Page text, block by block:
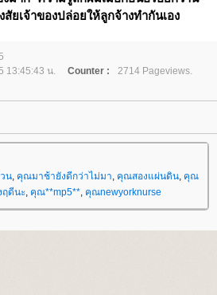
เจ้าของปล่อยให้ลูกจ้างทำกันเอง
13:45:43 น. Counter :
2714 Pageviews.
น, คุณมาช้ายังดีกว่าไม่มา, คุณสองแผ่นดิน, คุณ
ฤดีนะ, คุณ**mp5**, คุณnewyorknurse